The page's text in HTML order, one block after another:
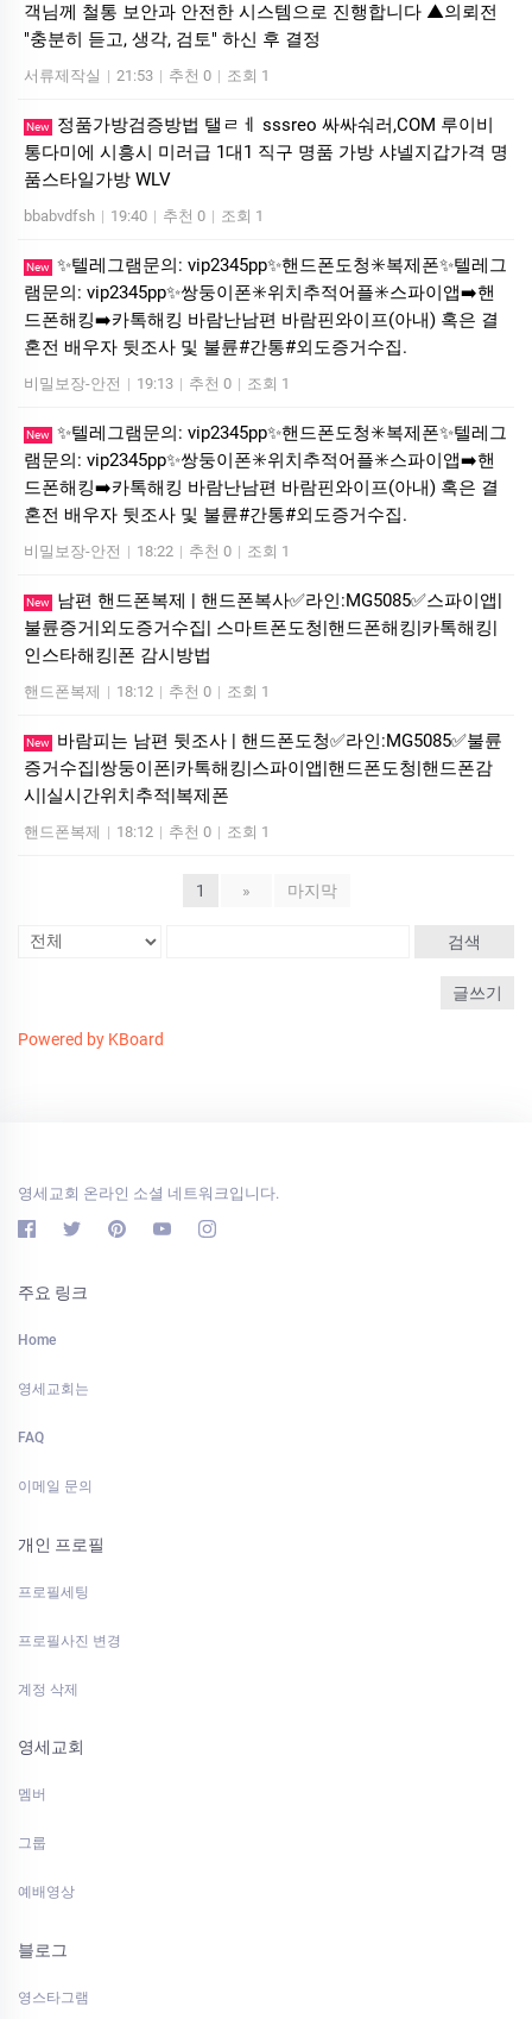
객님께 철통 보안과 안전한 시스템으로 진행합니다 ▲의뢰전
"충분히 듣고, 생각, 검토" 하신 후 결정
서류제작실 | 21:53 | 추천 0 | 조회 1
New
정품가방검증방법 탤ㄹㅔ sssreo 싸싸숴러,COM 루이비
통다미에 시흥시 미러급 1대1 직구 명품 가방 샤넬지갑가격 명
품스타일가방 WLV
bbabvdfsh | 19:40 | 추천 0 | 조회 1
New ✨텔레그램문의: vip2345pp✨핸드폰도청✳️복제폰✨텔레그
램문의: vip2345pp✨쌍둥이폰✳️위치추적어플✳️스파이앱➡️핸
드폰해킹➡️카톡해킹 바람난남편 바람핀와이프(아내) 혹은 결
혼전 배우자 뒷조사 및 불륜#간통#외도증거수집.
비밀보장-안전 | 19:13 | 추천 0 | 조회 1
New ✨텔레그램문의: vip2345pp✨핸드폰도청✳️복제폰✨텔레그
램문의: vip2345pp✨쌍둥이폰✳️위치추적어플✳️스파이앱➡️핸
드폰해킹➡️카톡해킹 바람난남편 바람핀와이프(아내) 혹은 결
혼전 배우자 뒷조사 및 불륜#간통#외도증거수집.
비밀보장-안전 | 18:22 | 추천 0 | 조회 1
New
남편 핸드폰복제 | 핸드폰복사✅라인:MG5085✅스파이앱|
불륜증거|외도증거수집| 스마트폰도청|핸드폰해킹|카톡해킹|
인스타해킹|폰 감시방법
핸드폰복제 | 18:12 | 추천 0 | 조회 1
New
바람피는 남편 뒷조사 | 핸드폰도청✅라인:MG5085✅불륜
증거수집|쌍둥이폰|카톡해킹|스파이앱|핸드폰도청|핸드폰감
시|실시간위치추적|복제폰
핸드폰복제 | 18:12 | 추천 0 | 조회 1
1 » 마지막
검색
글쓰기
Powered by KBoard
영세교회 온라인 소셜 네트워크입니다.
주요 링크
Home
영세교회는
FAQ
이메일 문의
개인 프로필
프로필세팅
프로필사진 변경
계정 삭제
영세교회
멤버
그룹
예배영상
블로그
영스타그램